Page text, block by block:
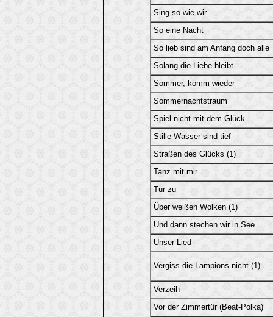
Sing so wie wir
So eine Nacht
So lieb sind am Anfang doch alle
Solang die Liebe bleibt
Sommer, komm wieder
Sommernachtstraum
Spiel nicht mit dem Glück
Stille Wasser sind tief
Straßen des Glücks (1)
Tanz mit mir
Tür zu
Über weißen Wolken (1)
Und dann stechen wir in See
Unser Lied
Vergiss die Lampions nicht (1)
Verzeih
Vor der Zimmertür (Beat-Polka)